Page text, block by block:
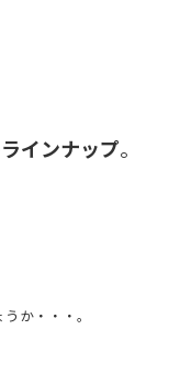
インナップ。
か・・・。